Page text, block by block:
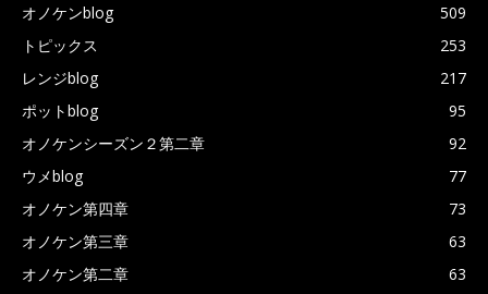
オノケンblog
509
トピックス
253
レンジblog
217
ポットblog
95
オノケンシーズン２第二章
92
ウメblog
77
オノケン第四章
73
オノケン第三章
63
オノケン第二章
63